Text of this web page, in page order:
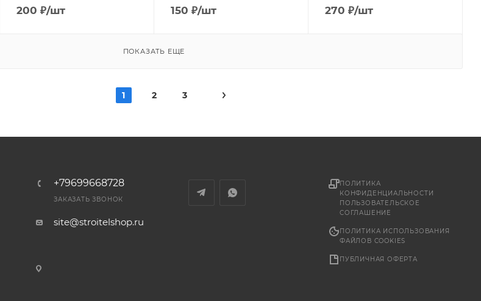
200 ₽/шт 150 ₽/шт 270 ₽/шт
ПОКАЗАТЬ ЕЩЕ
1 2 3
+79699668728
ЗАКАЗАТЬ ЗВОНОК
site@stroitelshop.ru
ПОЛИТИКА
КОНФИДЕНЦИАЛЬНОСТИ
ПОЛЬЗОВАТЕЛЬСКОЕ
СОГЛАШЕНИЕ
ПОЛИТИКА ИСПОЛЬЗОВАНИЯ
ФАЙЛОВ COOKIES
ПУБЛИЧНАЯ ОФЕРТА